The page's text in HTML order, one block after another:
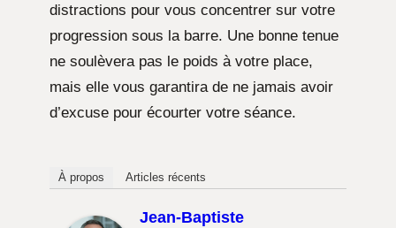
distractions pour vous concentrer sur votre
progression sous la barre. Une bonne tenue
ne soulèvera pas le poids à votre place,
mais elle vous garantira de ne jamais avoir
d’excuse pour écourter votre séance.
À propos Articles récents
Jean-Baptiste